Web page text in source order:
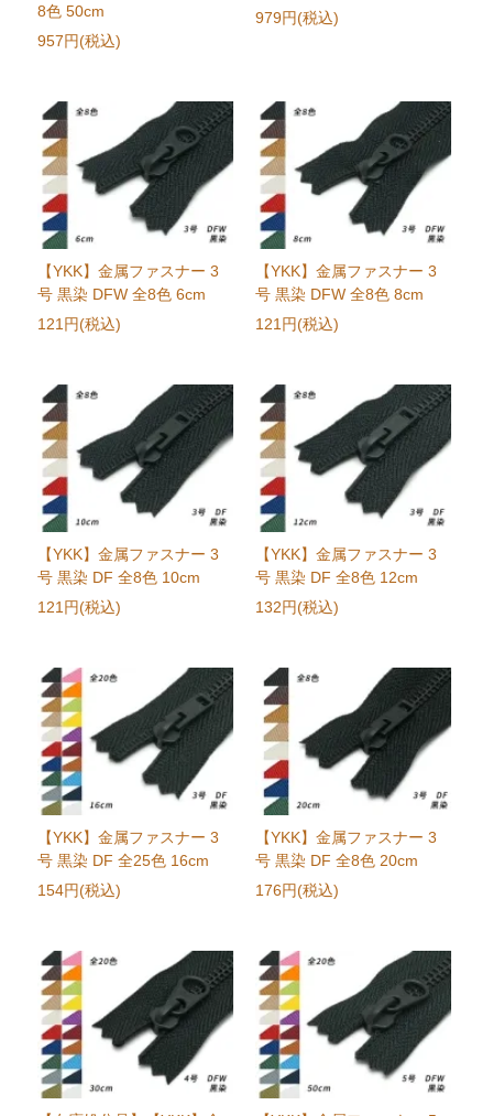
8色 50cm
957円(税込)
979円(税込)
【YKK】金属ファスナー 3
号 黒染 DFW 全8色 6cm
121円(税込)
【YKK】金属ファスナー 3
号 黒染 DFW 全8色 8cm
121円(税込)
【YKK】金属ファスナー 3
号 黒染 DF 全8色 10cm
121円(税込)
【YKK】金属ファスナー 3
号 黒染 DF 全8色 12cm
132円(税込)
【YKK】金属ファスナー 3
号 黒染 DF 全25色 16cm
154円(税込)
【YKK】金属ファスナー 3
号 黒染 DF 全8色 20cm
176円(税込)